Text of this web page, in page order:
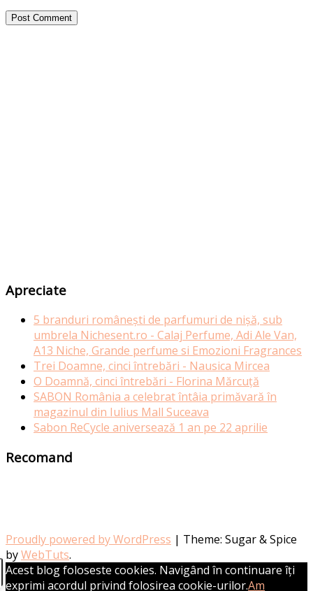
Apreciate
5 branduri românești de parfumuri de nișă, sub
umbrela Nichesent.ro - Calaj Perfume, Adi Ale Van,
A13 Niche, Grande perfume si Emozioni Fragrances
Trei Doamne, cinci întrebări - Nausica Mircea
O Doamnă, cinci întrebări - Florina Mărcuță
SABON România a celebrat întâia primăvară în
magazinul din Iulius Mall Suceava
Sabon ReCycle aniversează 1 an pe 22 aprilie
Recomand
Proudly powered by WordPress | Theme: Sugar & Spice
byWebTuts.
Acest blog foloseste cookies. Navigând în continuare îți
exprimi acordul privind folosirea cookie-urilor.Am